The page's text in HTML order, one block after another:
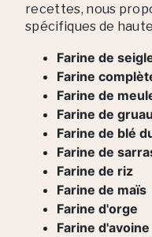
recettes, nous
spécifiques de
Farine de
Farine
Farine de
Farine de gruau
Farine de blé
Farine de
Farine de riz
Farine de maïs
Farine d'orge
Farine d'avoine